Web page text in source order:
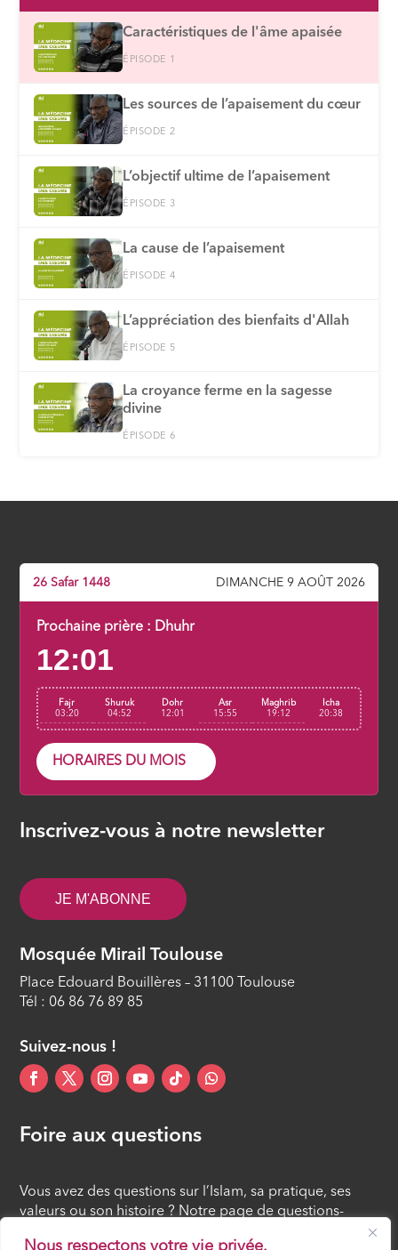
Nous respectons votre vie privée.
Caractéristiques de l'âme apaisée
ÉPISODE 1
Les sources de l’apaisement du cœur
ÉPISODE 2
L’objectif ultime de l’apaisement
ÉPISODE 3
La cause de l’apaisement
ÉPISODE 4
L’appréciation des bienfaits d'Allah
ÉPISODE 5
La croyance ferme en la sagesse
divine
ÉPISODE 6
S’apprêter à la rencontre d’Allah
26 Safar 1448 DIMANCHE 9 AOÛT 2026
Prochaine prière : Dhuhr
12:01
Fajr
03:20
Shuruk
04:52
Dohr
12:01
Asr
15:55
Maghrib
19:12
Icha
20:38
HORAIRES DU MOIS
Inscrivez-vous à notre newsletter
JE M'ABONNE
Mosquée Mirail Toulouse
Place Edouard Bouillères – 31100 Toulouse
Tél : 06 86 76 89 85
Suivez-nous !
Foire aux questions
Vous avez des questions sur l’Islam, sa pratique, ses
valeurs ou son histoire ? Notre page de questions-
réponses rassemble des réponses claires et accessibles